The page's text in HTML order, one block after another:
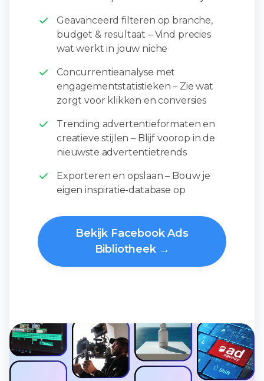
Geavanceerd filteren op branche,
budget & resultaat – Vind precies
wat werkt in jouw niche
Concurrentieanalyse met
engagementstatistieken – Zie wat
zorgt voor klikken en conversies
Trending advertentieformaten en
creatieve stijlen – Blijf voorop in de
nieuwste advertentietrends
Exporteren en opslaan – Bouw je
eigen inspiratie-database op
Bekijk Facebook Ads
Bibliotheek →